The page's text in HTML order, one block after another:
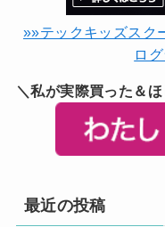
»»テックキッズスク
ロ
＼私が実際買った＆
最近の投稿